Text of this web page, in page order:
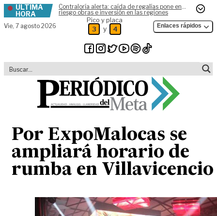
Skip to content
ÚLTIMA
HORA
Contraloría alerta: caída de regalías pone en
riesgo obras e inversión en las regiones
Vie, 7 agosto 2026
Pico y placa
3 y 4 Enlaces rápidos
Por ExpoMalocas se
ampliará horario de
rumba en Villavicencio